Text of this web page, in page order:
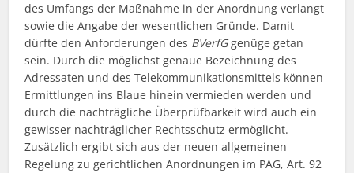
des Umfangs der Maßnahme in der Anordnung verlangt
sowie die Angabe der wesentlichen Gründe. Damit
dürfte den Anforderungen des BVerfGgenüge getan
sein. Durch die möglichst genaue Bezeichnung des
Adressaten und des Telekommunikationsmittels können
Ermittlungen ins Blaue hinein vermieden werden und
durch die nachträgliche Überprüfbarkeit wird auch ein
gewisser nachträglicher Rechtsschutz ermöglicht.
Zusätzlich ergibt sich aus der neuen allgemeinen
Regelung zu gerichtlichen Anordnungen im PAG, Art. 92